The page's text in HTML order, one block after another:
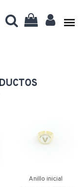
Anillo inicial